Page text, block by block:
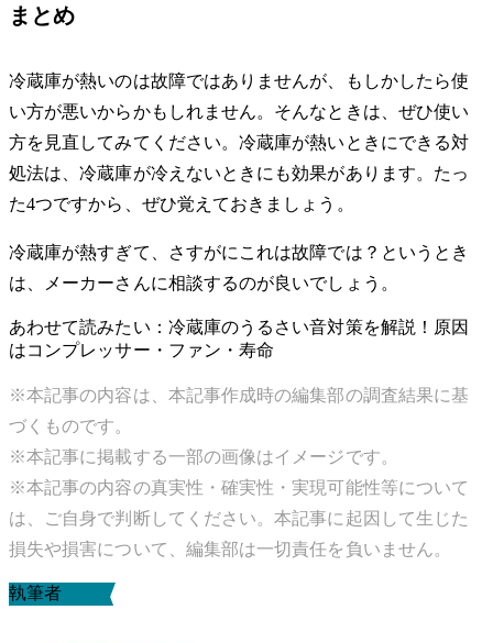
まとめ
冷蔵庫が熱いのは故障ではありませんが、もしかしたら使
い方が悪いからかもしれません。そんなときは、ぜひ使い
方を見直してみてください。冷蔵庫が熱いときにできる対
処法は、冷蔵庫が冷えないときにも効果があります。たっ
た4つですから、ぜひ覚えておきましょう。
冷蔵庫が熱すぎて、さすがにこれは故障では？というとき
は、メーカーさんに相談するのが良いでしょう。
あわせて読みたい：冷蔵庫のうるさい音対策を解説！原因
はコンプレッサー・ファン・寿命
※本記事の内容は、本記事作成時の編集部の調査結果に基
づくものです。
※本記事に掲載する一部の画像はイメージです。
※本記事の内容の真実性・確実性・実現可能性等について
は、ご自身で判断してください。本記事に起因して生じた
損失や損害について、編集部は一切責任を負いません。
執筆者